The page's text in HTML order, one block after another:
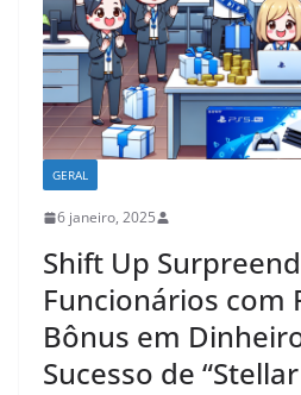
GERAL
6 janeiro, 2025
Shift Up
Funcionários com
Bônus em
Sucesso de